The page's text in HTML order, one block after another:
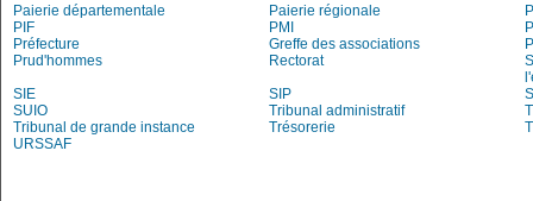
Paierie départementale
Paierie régionale
PIF
PMI
Préfecture
Greffe des associations
Prud'hommes
Rectorat
SIE
SIP
SUIO
Tribunal administratif
Tribunal de grande instance
Trésorerie
URSSAF